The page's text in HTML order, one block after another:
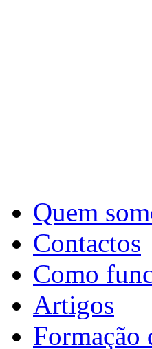
Quem
Contactos
Como
Artigos
Formação